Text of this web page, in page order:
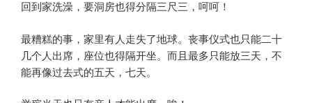
回到家洗澡，要洞房也得分隔三尺三，呵呵！
最糟糕的事，家里有人走失了地球。丧事仪式也只能二十
几个人出席，座位也得隔开坐。而且最多只能放三天，不
能再像过去式的五天，七天。